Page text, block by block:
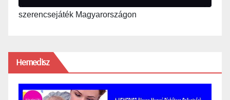
szerencsejáték Magyarországon
Hemedisz